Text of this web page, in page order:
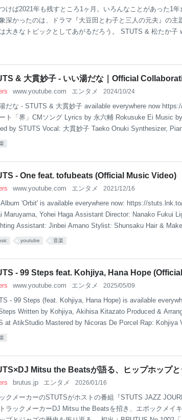
けば2021年も残すところ1ヶ月。いろんなことがあった1
深かったのは、ドラマ『大豆田とわ子と三人の元夫』の主
大きなトピックとしてあがるだろう。 STUTS & 松たか子
を代表するラッパーたちが週替わりでタッグを組んで制作
ので、どの俳優とラッパーが出るのかはオンタイムで放送
毎週楽しみにしてた人も多いはず。この刺激的な座組み
& 大貫妙子 - いい湯だな｜Official
www.youtube.com エンタメ 2024/10/24
だな - STUTS & 大貫妙子 available everywhere now
ト「界」CMソング Lyrics by 永六輔 Rokusuke Ei Music
by STUTS Vocal: 大貫妙子 Taeko Onuki Synthesizer,
Edit: STUTS Piano: 江﨑文武 Ayatake Ezaki Contains
Kutc
- One feat. tofubeats (Official Music Video)
www.youtube.com エンタメ 2021/12/16
Album 'Orbit' is available everywhere now: https://
Maruyama, Yohei Haga Assistant Director: Nanako Fukui
Assistant: Jinbei Amano Stylist: Shunsaku Hair &
Atsuki Ito Special Thanks: Junichi Furukawa
youtube 音楽
- 99 Steps feat. Kohjiya, Hana Hope
www.youtube.com エンタメ 2025/05/09
- 99 Steps (feat. Kohjiya, Hana Hope) is available
Written by Kohjiya, Akihisa Kitazato Produced &
at AtikStudio Mastered by Nicoras De Porcel Rap: Kohjiya
Akihisa Kitazato Additional Strings by Anzu Suhara 「ポ
Mitsu the Beatsが語る、ヒップホップ
brutus.jp エンタメ 2026/01/16
ックメーカーのSTUTSがホストの番組『STUTS JAZZ
ラックメーカーDJ Mitsu the Beatsを招き、エポックメイ